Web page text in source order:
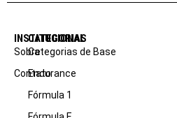
INSTITUCIONAL
Sobre
Contato
CATEGORIAS
Categorias de Base
Endurance
Fórmula 1